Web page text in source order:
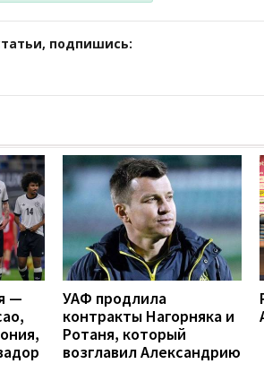
подпишись:
—
УАФ продлила
контракты Нагорняка и
Ротаня, который
возглавил Александрию